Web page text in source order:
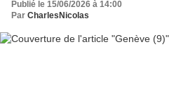
Publié le 15/06/2026 à 14:00
Par CharlesNicolas